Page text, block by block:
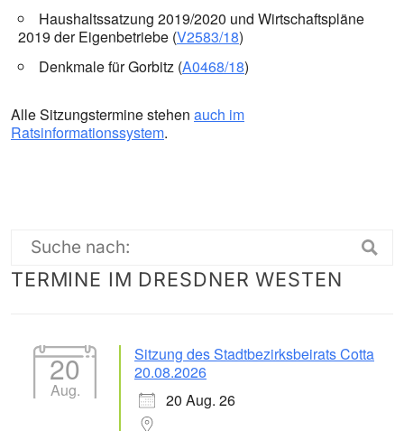
Haushaltssatzung 2019/2020 und Wirtschaftspläne
2019 der Eigenbetriebe (V2583/18)
Denkmale für Gorbitz (A0468/18)
Alle Sitzungstermine stehen auch im
Ratsinformationssystem.
Suche
nach:
TERMINE IM DRESDNER WESTEN
20
Aug.
Sitzung des Stadtbezirksbeirats Cotta
20.08.2026
20 Aug. 26